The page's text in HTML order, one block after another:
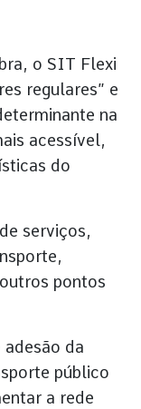
o SIT Flexi
regulares” e
na
acessível,
do
serviços,
pontos
da
público
a rede